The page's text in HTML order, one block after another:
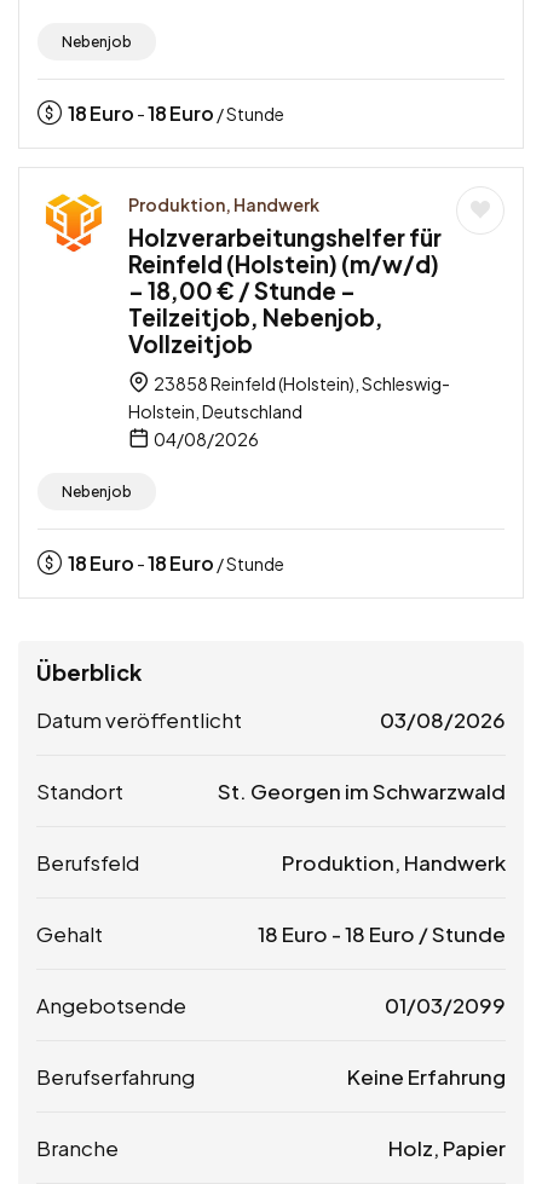
Nebenjob
18Euro -18Euro / Stunde
Produktion, Handwerk
Holzverarbeitungshelfer für
Reinfeld (Holstein) (m/w/d)
– 18,00 € / Stunde –
Teilzeitjob, Nebenjob,
Vollzeitjob
23858 Reinfeld (Holstein), Schleswig-
Holstein, Deutschland
04/08/2026
Nebenjob
18Euro -18Euro / Stunde
Überblick
Datum veröffentlicht 03/08/2026
Standort St. Georgen im Schwarzwald
Berufsfeld Produktion, Handwerk
Gehalt 18 Euro -18 Euro / Stunde
Angebotsende 01/03/2099
Berufserfahrung Keine Erfahrung
Branche Holz, Papier